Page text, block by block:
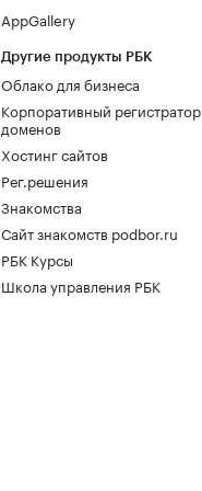
AppGallery
Другие продукты РБК
Облако для бизнеса
Корпоративный регистратор
доменов
Хостинг сайтов
Рег.решения
Знакомства
Сайт знакомств podbor.ru
РБК Курсы
Школа управления РБК